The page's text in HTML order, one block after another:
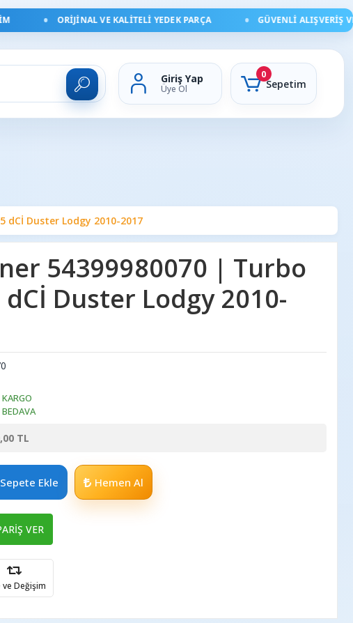
ORIJINAL VE KALITELI YEDEK PARÇA GÜVENLI ALIŞVERIŞ VE
Giriş Yap
Üye Ol
0
Sepetim
dCİ Duster Lodgy 2010-2017
54399980070 | Turbo
dCİ Duster Lodgy 2010-
KARGO
BEDAVA
TL
Sepete Ekle Hemen Al
VER
ve Değişim